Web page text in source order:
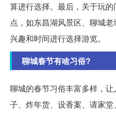
算进行选择。最后，关于玩
点，如东昌湖风景区、聊城
兴趣和时间进行选择游览。
聊城春节有啥习俗?
聊城的春节习俗丰富多样，
子、炸年货、设香案、请家